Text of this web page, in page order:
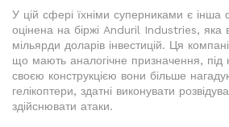
У цій сфері їхніми суперниками є
оцінена на біржі Anduril Industries, яка
мільярди доларів інвестицій. Ця
що мають аналогічне призначення,
своєю конструкцією вони більше
гелікоптери, здатні виконувати
здійснювати атаки.